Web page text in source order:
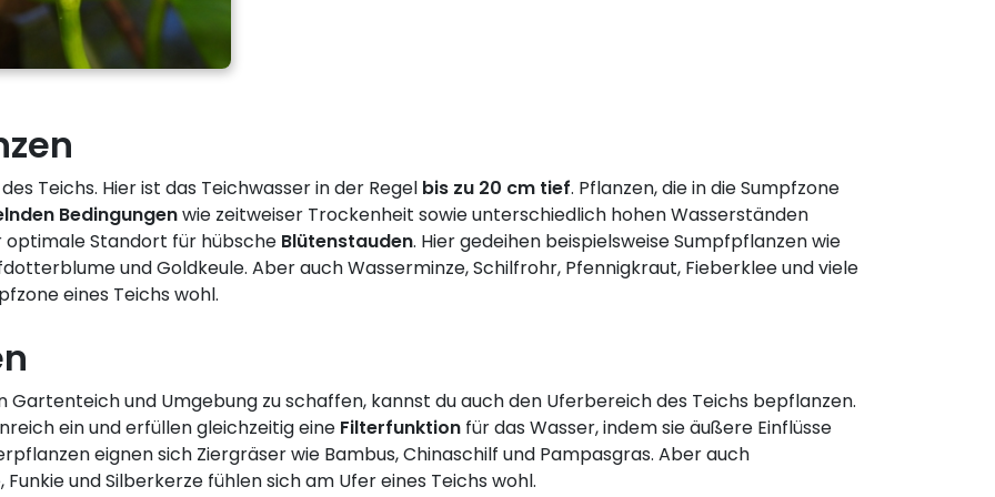
Teichs. Hier ist das Teichwasser in der Regel bis zu 20 cm tief. Pflanzen, die in die Sumpfzone
Bedingungenwie zeitweiser Trockenheit sowie unterschiedlich hohen Wasserständen
optimale Standort für hübsche Blütenstauden. Hier gedeihen beispielsweise Sumpfpflanzen wie
und Goldkeule. Aber auch Wasserminze, Schilfrohr, Pfennigkraut, Fieberklee und viele
eines Teichs wohl.
Gartenteich und Umgebung zu schaffen, kannst du auch den Uferbereich des Teichs bepflanzen.
ein und erfüllen gleichzeitig eine Filterfunktion für das Wasser, indem sie äußere Einflüsse
eignen sich Ziergräser wie Bambus, Chinaschilf und Pampasgras. Aber auch
und Silberkerze fühlen sich am Ufer eines Teichs wohl.